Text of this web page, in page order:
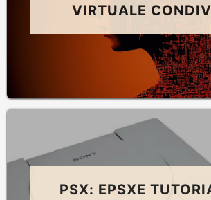
VIRTUALE
PSX: EPSXE